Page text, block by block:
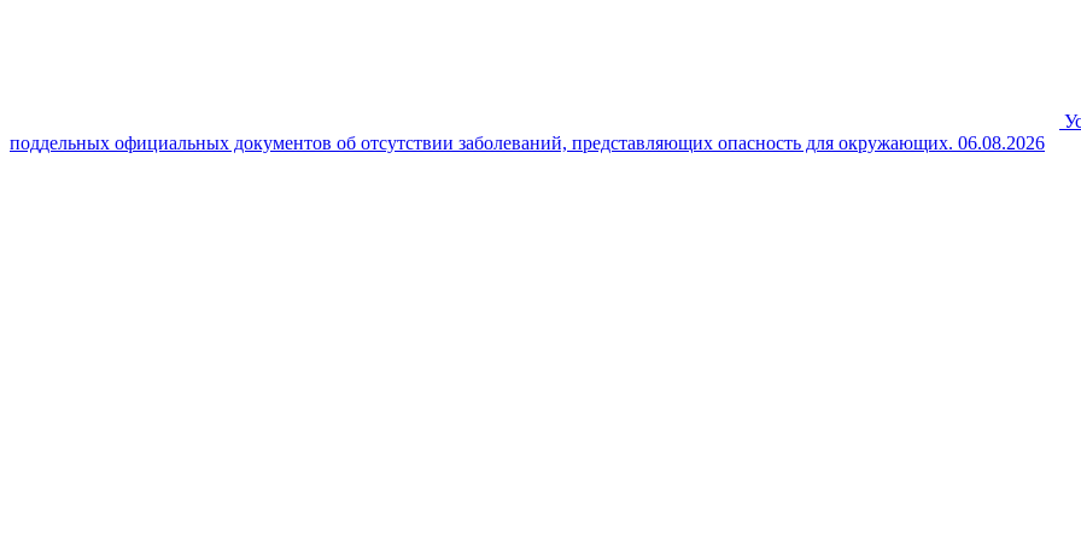
поддельных официальных документов об отсутствии заболеваний, представляющих опасность для окружающих. 06.08.2026